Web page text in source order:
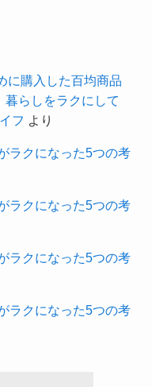
に購入した百均商品
らしをラクにして
フ より
ラクになった5つの考
ラクになった5つの考
ラクになった5つの考
ラクになった5つの考